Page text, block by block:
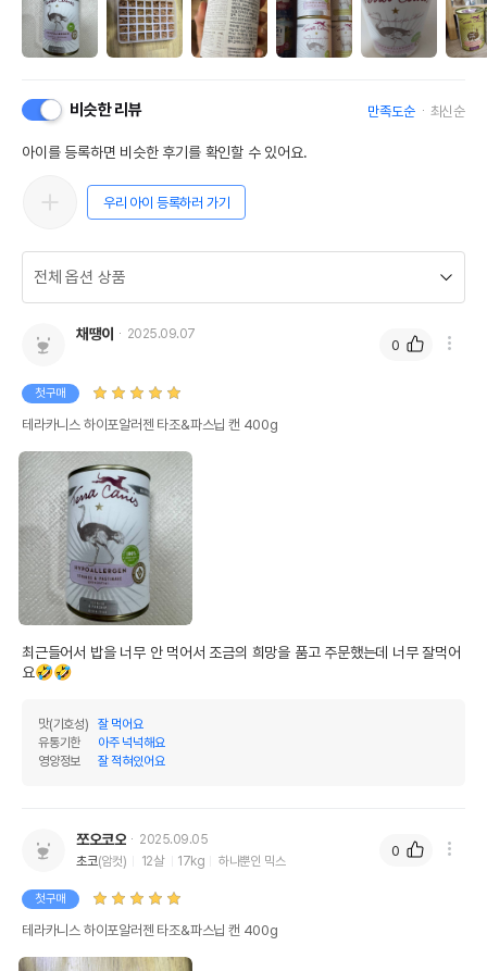
비슷한 리뷰 만족도순 최신순
아이를 등록하면 비슷한 후기를 확인할 수 있어요.
우리 아이 등록하러 가기
채땡이 2025.09.07
첫구매
테라카니스 하이포알러젠 타조&파스닙 캔 400g
최근들어서 밥을 너무 안 먹어서 조금의 희망을 품고 주문했는데 너무 잘먹어
요🤣🤣
맛(기호성)
잘 먹어요
유통기한
아주 넉넉해요
영양정보
잘 적혀있어요
0
쪼오코오
2025.09.05
초코(암컷) 12살 17kg 하나뿐인 믹스
첫구매
테라카니스 하이포알러젠 타조&파스닙 캔 400g
0